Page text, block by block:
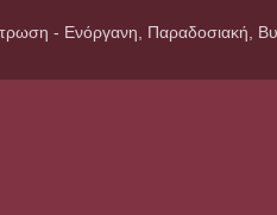
- Ενόργανη, Παραδοσιακή,